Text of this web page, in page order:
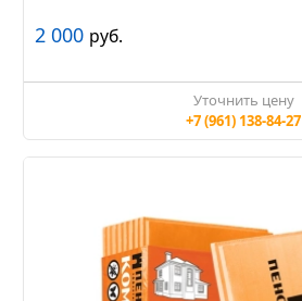
2 000 руб.
Уточнить цену
+7 (961) 138-84-27